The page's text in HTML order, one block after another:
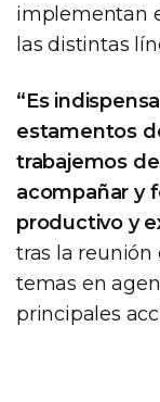
implementan
las distintas
“Es
estamentos
trabajemos
acompañar y
productivo y
tras la reunión
temas en
principales